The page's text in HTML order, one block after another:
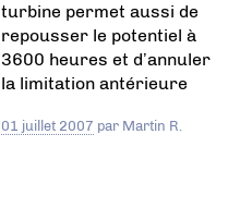
turbine permet aussi de
repousser le potentiel à
3600 heures et d’annuler
la limitation antérieure
01 juillet 2007 par Martin R.